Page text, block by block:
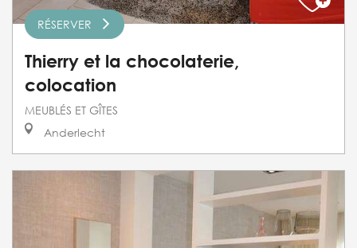
RÉSERVER
Thierry et la chocolaterie,
colocation
MEUBLÉS ET GÎTES
Anderlecht